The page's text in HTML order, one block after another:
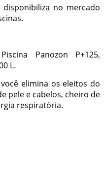
disponibiliza no mercado
Panozon P+125,
L.
elimina os eleitos do
pele e cabelos, cheiro de
respiratória.